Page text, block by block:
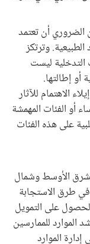
الضروري أن تعتمد
الطبيعية. وترتكز
ليست
أو إطالتها.
الاهتمام للآثار
أو الفئات المهمشة
على هذه الفئات
الأوسط وشمال
طرق الاستجابة
على التمويل
للممارسين
الموارد